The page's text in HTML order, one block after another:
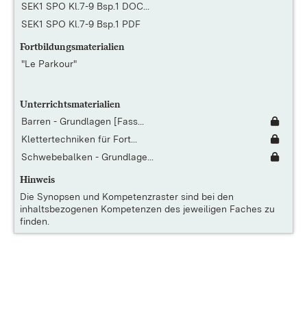
SEK1 SPO Kl.7-9 Bsp.1 DOC...
SEK1 SPO Kl.7-9 Bsp.1 PDF
Fortbildungsmaterialien
"Le Parkour"
Unterrichtsmaterialien
Barren - Grundlagen [Fass...
Klettertechniken für Fort...
Schwebebalken - Grundlage...
Hinweis
Die Synopsen und Kompetenzraster sind bei den
inhaltsbezogenen Kompetenzen des jeweiligen Faches zu
finden.